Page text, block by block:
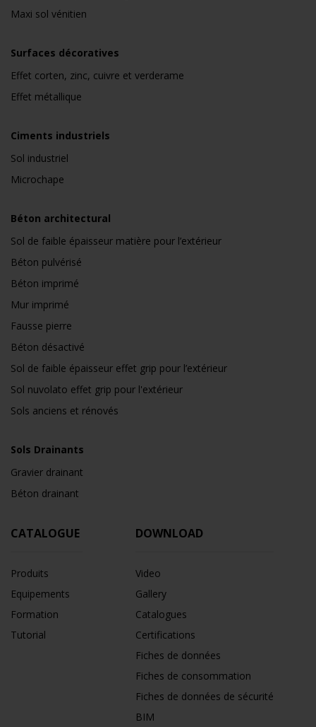
Maxi sol vénitien
Surfaces décoratives
Effet corten, zinc, cuivre et verderame
Effet métallique
Ciments industriels
Sol industriel
Microchape
Béton architectural
Sol de faible épaisseur matière pour l’extérieur
Béton pulvérisé
Béton imprimé
Mur imprimé
Fausse pierre
Béton désactivé
Sol de faible épaisseur effet grip pour l’extérieur
Sol nuvolato effet grip pour l'extérieur
Sols anciens et rénovés
Sols Drainants
Gravier drainant
Béton drainant
CATALOGUE
Produits
Equipements
Formation
Tutorial
DOWNLOAD
Video
Gallery
Catalogues
Certifications
Fiches de données
Fiches de consommation
Fiches de données de sécurité
BIM